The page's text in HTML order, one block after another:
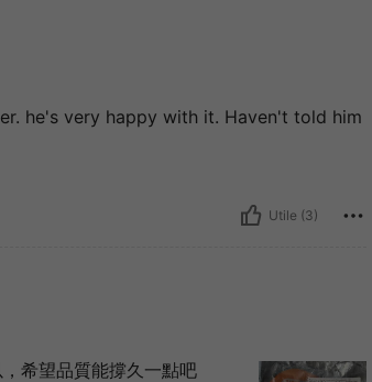
he's very happy with it. Haven't told him
Utile (3)
希望品質能撐久一點吧